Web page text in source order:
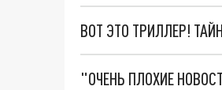
ВОТ ЭТО ТРИЛЛЕР!